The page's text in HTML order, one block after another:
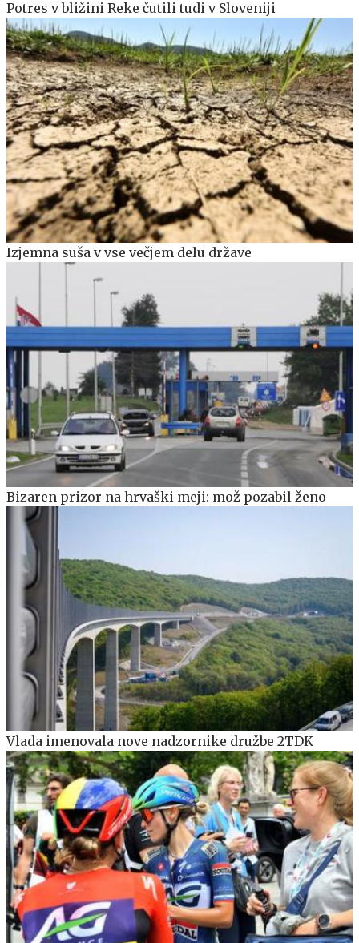
Potres v bližini Reke čutili tudi v Sloveniji
Izjemna suša v vse večjem delu države
Bizaren prizor na hrvaški meji: mož pozabil ženo
Vlada imenovala nove nadzornike družbe 2TDK